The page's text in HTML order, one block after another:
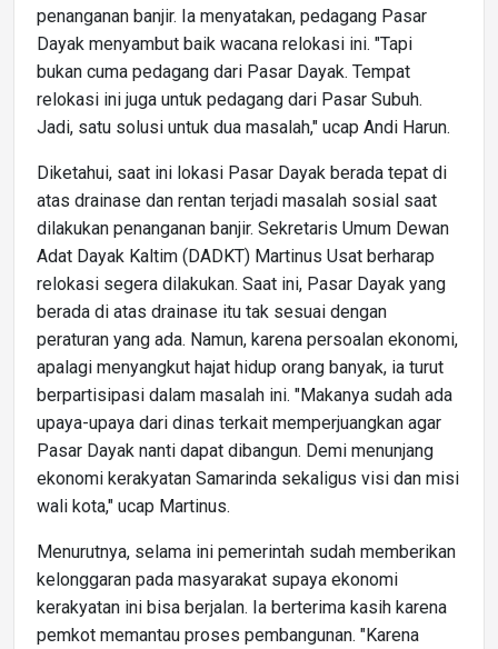
penanganan banjir. Ia menyatakan, pedagang Pasar
Dayak menyambut baik wacana relokasi ini. "Tapi
bukan cuma pedagang dari Pasar Dayak. Tempat
relokasi ini juga untuk pedagang dari Pasar Subuh.
Jadi, satu solusi untuk dua masalah," ucap Andi Harun.
Diketahui, saat ini lokasi Pasar Dayak berada tepat di
atas drainase dan rentan terjadi masalah sosial saat
dilakukan penanganan banjir. Sekretaris Umum Dewan
Adat Dayak Kaltim (DADKT) Martinus Usat berharap
relokasi segera dilakukan. Saat ini, Pasar Dayak yang
berada di atas drainase itu tak sesuai dengan
peraturan yang ada. Namun, karena persoalan ekonomi,
apalagi menyangkut hajat hidup orang banyak, ia turut
berpartisipasi dalam masalah ini. "Makanya sudah ada
upaya-upaya dari dinas terkait memperjuangkan agar
Pasar Dayak nanti dapat dibangun. Demi menunjang
ekonomi kerakyatan Samarinda sekaligus visi dan misi
wali kota," ucap Martinus.
Menurutnya, selama ini pemerintah sudah memberikan
kelonggaran pada masyarakat supaya ekonomi
kerakyatan ini bisa berjalan. Ia berterima kasih karena
pemkot memantau proses pembangunan. "Karena